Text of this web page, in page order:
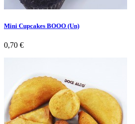
Mini Cupcakes BOOO (Un)
Preço
0,70 €